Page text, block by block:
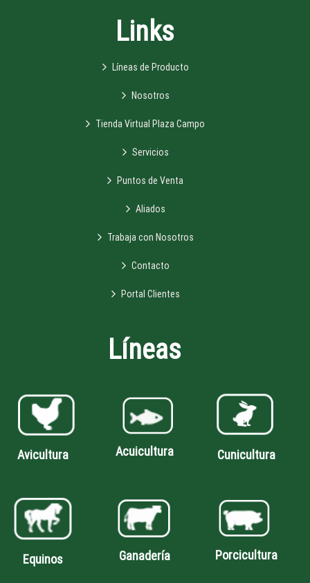
Links
Líneas de Producto
Nosotros
Tienda Virtual Plaza Campo
Servicios
Puntos de Venta
Aliados
Trabaja con Nosotros
Contacto
Portal Clientes
Líneas
Avicultura Acuicultura Cunicultura
Equinos Ganadería Porcicultura